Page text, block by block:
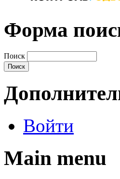
Форма
Поиск
Войти
Main menu